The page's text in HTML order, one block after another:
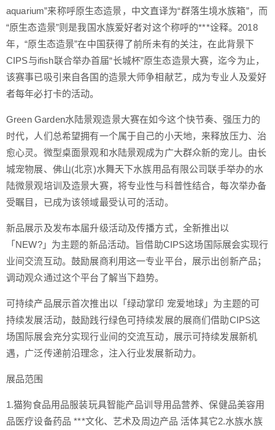
aquarium”来称呼原生态造景，中文直译为“群落生境水族箱”，而
“原生态造景”则是我国水族爱好者对这个称呼的***诠释。2018
年，“原生态造景”在中国获得了前所未有的关注，在此背景下
CIPS与ifish联合举办首届“长城杯”原生态造景大赛，迄今为止，
该赛事已吸引来自各国的造景大师争相献艺，成为专业人及爱好
者每年必打卡的活动。
Green Garden水陆景观造景大赛在如今这个快节奏、强压力的
时代，人们总希望拥有一个属于自己的小天地，来释放压力、治
愈心灵。微型桌面景观和水陆景观成为广大群众新的宠儿。由长
城宠物展、佛山(北京)水舞天下水族用品有限公司联手举办的水
陆微景观培训及造景大赛，将专业性与科普性结合，每次举办备
受瞩目，已成为该领域最受认可的活动。
新品展示及发布本届升级活动及传播方式，全新推出以
「NEW?」为主题的新品活动。旨借助CIPS这场国际展会实现行
业间交流互动。鼓励展商利用这一专业平台，展示出创新产品；
调动观众通过这个平台了解当下趋势。
可持续产品展示首次推出以「绿动掌印 宠爱地球」为主题的可
持续发展活动，鼓励践行绿色可持续发展的展商们借助CIPS这
场国际展会充分实现行业间的交流互动，展示可持续发展新机
遇，广泛传递前沿理念，注入行业发展新动力。
展品范围
1.猫狗食品用品服装玩具智能产品训导用品营养、保健品美容用
品医疗设备药品 ***文化、艺术及周边产品 活体其它2.水族水族